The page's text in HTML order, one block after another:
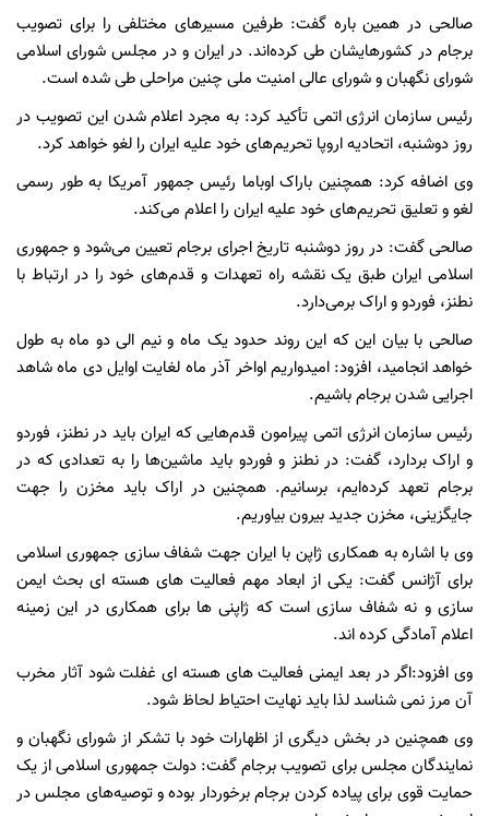
صالحی در همین باره گفت: طرفین مسیرهای مختلفی را برای تصویب
برجام در کشورهایشان طی کرده‌اند. در ایران و در مجلس شورای اسلامی
شورای نگهبان و شورای عالی امنیت ملی چنین مراحلی طی شده است.
رئیس سازمان انرژی اتمی تأکید کرد: به مجرد اعلام شدن این تصویب در
روز دوشنبه، اتحادیه اروپا تحریم‌های خود علیه ایران را لغو خواهد کرد.
وی اضافه کرد: همچنین باراک اوباما رئیس جمهور آمریکا به طور رسمی
لغو و تعلیق تحریم‌های خود علیه ایران را اعلام می‌کند.
صالحی گفت: در روز دوشنبه تاریخ اجرای برجام تعیین می‌شود و جمهوری
اسلامی ایران طبق یک نقشه راه تعهدات و قدم‌های خود را در ارتباط با
نطنز، فوردو و اراک برمی‌دارد.
صالحی با بیان این که این روند حدود یک ماه و نیم الی دو ماه به طول
خواهد انجامید، افزود: امیدواریم اواخر آذر ماه لغایت اوایل دی ماه شاهد
اجرایی شدن برجام باشیم.
رئیس سازمان انرژی اتمی پیرامون قدم‌هایی که ایران باید در نطنز، فوردو
و اراک بردارد، گفت: در نطنز و فوردو باید ماشین‌ها را به تعدادی که در
برجام تعهد کرد‌ه‌ایم، برسانیم. همچنین در اراک باید مخزن را جهت
جایگزینی، مخزن جدید بیرون بیاوریم.
وی با اشاره به همکاری ژاپن با ایران جهت شفاف سازی جمهوری اسلامی
برای آژانس گفت: یکی از ابعاد مهم فعالیت های هسته ای بحث ایمن
سازی و نه شفاف سازی است که ژاپنی ها برای همکاری در این زمینه
اعلام آمادگی کرده اند.
وی افزود:اگر در بعد ایمنی فعالیت های هسته ای غفلت شود آثار مخرب
آن مرز نمی شناسد لذا باید نهایت احتیاط لحاظ شود.
وی همچنین در بخش دیگری از اظهارات خود با تشکر از شورای نگهبان و
نمایندگان مجلس برای تصویب برجام گفت: دولت جمهوری اسلامی از یک
حمایت قوی برای پیاده کردن برجام برخوردار بوده و توصیه‌های مجلس در